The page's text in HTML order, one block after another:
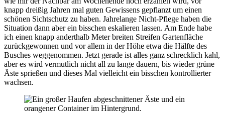
knapp dreißig Jahren mal guten Gewissens gepflanzt um einen
schönen Sichtschutz zu haben. Jahrelange Nicht-Pflege haben die
Situation dann aber ein bisschen eskalieren lassen. Am Ende habe
ich einen knapp anderthalb Meter breiten Streifen Gartenfläche
zurückgewonnen und vor allem in der Höhe etwa die Hälfte des
Busches weggenommen. Jetzt gerade ist alles ganz schrecklich kahl,
aber es wird vermutlich nicht all zu lange dauern, bis wieder grüne
Äste sprießen und dieses Mal vielleicht ein bisschen kontrollierter
wachsen.